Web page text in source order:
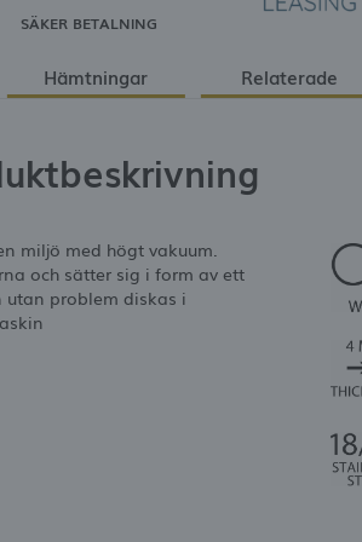
SÄKER BETALNING
Hämtningar Relaterade
miljö med högt vakuum.
och sätter sig i form av ett
problem diskas i